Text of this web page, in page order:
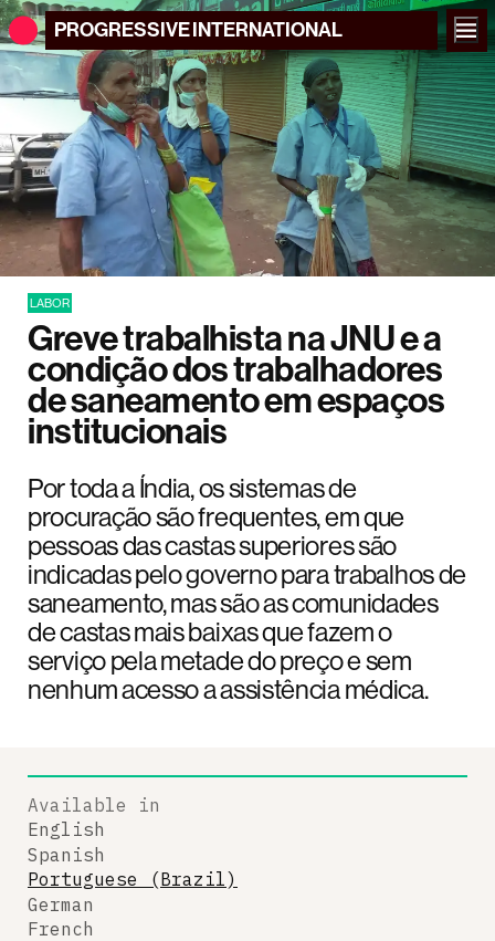
PROGRESSIVEINTERNATIONAL
LABOR
Greve trabalhista na JNU e a
condição dos trabalhadores
de saneamento em espaços
institucionais
Por toda a Índia, os sistemas de
procuração são frequentes, em que
pessoas das castas superiores são
indicadas pelo governo para trabalhos de
saneamento, mas são as comunidades
de castas mais baixas que fazem o
serviço pela metade do preço e sem
nenhum acesso a assistência médica.
Available in
English
Spanish
Portuguese (Brazil)
German
French